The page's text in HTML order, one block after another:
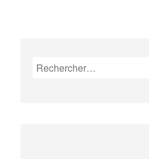
Rechercher :